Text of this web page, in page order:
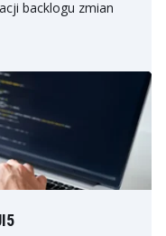
backlogu zmian